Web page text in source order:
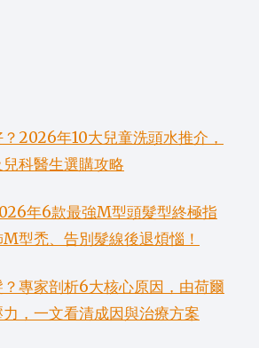
2026年10大兒童洗頭水推介，
科醫生選購攻略
年6款最強M型頭髮型終極指
型禿、告別髮線後退煩惱！
專家剖析6大核心原因，由荷爾
，一文看清成因與治療方案